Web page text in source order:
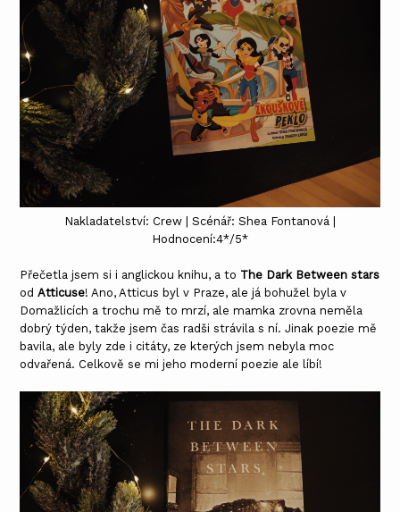
Nakladatelství: Crew | Scénář: Shea Fontanová |
Hodnocení:4*/5*
Přečetla jsem si i anglickou knihu, a to The Dark Between stars
odAtticuse! Ano, Atticus byl v Praze, ale já bohužel byla v
Domažlicích a trochu mě to mrzí, ale mamka zrovna neměla
dobrý týden, takže jsem čas radši strávila s ní. Jinak poezie mě
bavila, ale byly zde i citáty, ze kterých jsem nebyla moc
odvařená. Celkově se mi jeho moderní poezie ale líbí!